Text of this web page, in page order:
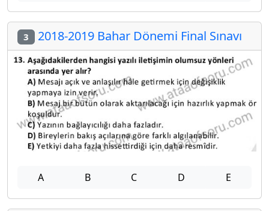
3 2018-2019 Bahar Dönemi Final Sınavı
A B C D E